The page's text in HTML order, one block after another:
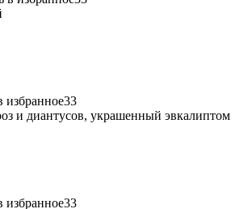
избранное33
и диантусов, украшенный эвкалиптом
избранное33